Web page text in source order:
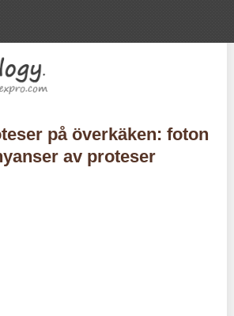
på överkäken: foton
av proteser